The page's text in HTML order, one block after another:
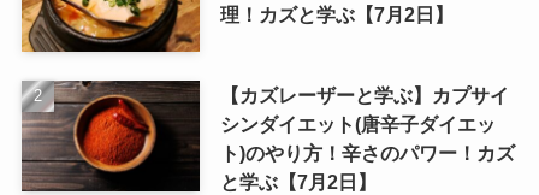
理！カズと学ぶ【7月2日】
【カズレーザーと学ぶ】カプサイ
シンダイエット(唐辛子ダイエッ
ト)のやり方！辛さのパワー！カズ
と学ぶ【7月2日】